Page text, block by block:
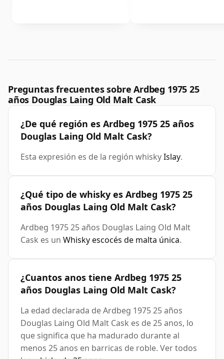
Preguntas frecuentes sobre Ardbeg 1975 25
años Douglas Laing Old Malt Cask
¿De qué región es Ardbeg 1975 25 años
Douglas Laing Old Malt Cask?
Esta expresión es de la región whiskyIslay.
¿Qué tipo de whisky es Ardbeg 1975 25
años Douglas Laing Old Malt Cask?
Ardbeg 1975 25 años Douglas Laing Old Malt
Cask es un Whisky escocés de malta única.
¿Cuantos anos tiene Ardbeg 1975 25
años Douglas Laing Old Malt Cask?
La edad declarada de Ardbeg 1975 25 años
Douglas Laing Old Malt Cask es de 25 anos, lo
que significa que ha madurado durante al
menos 25 anos en barricas de roble. Ver todos